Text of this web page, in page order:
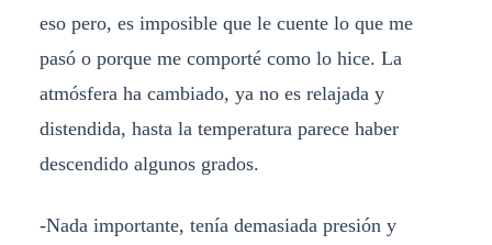
eso pero, es imposible que le cuente lo que me
pasó o porque me comporté como lo hice. La
atmósfera ha cambiado, ya no es relajada y
distendida, hasta la temperatura parece haber
descendido algunos grados.
-Nada importante, tenía demasiada presión y